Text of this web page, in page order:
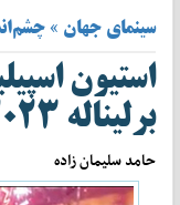
سینمای جهان »
استیون
برلیناله ۲۰۲۳
حامد سلیمان زاده